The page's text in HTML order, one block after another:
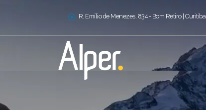
R. Emílio de Menezes, 834 - Bom Retiro | Curitiba